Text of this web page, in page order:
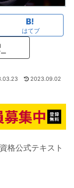
はてブ
2023.09.02
格公式テキスト